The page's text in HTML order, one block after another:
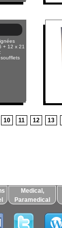
+ 12 x 21
10 11 12 13
Medical,
Paramedical